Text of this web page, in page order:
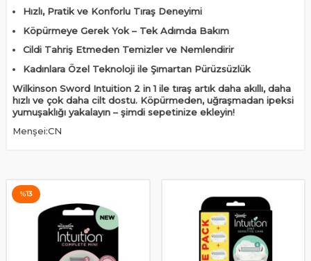
Hızlı, Pratik ve Konforlu Tıraş Deneyimi
Köpürmeye Gerek Yok – Tek Adımda Bakım
Cildi Tahriş Etmeden Temizler ve Nemlendirir
Kadınlara Özel Teknoloji ile Şımartan Pürüzsüzlük
Wilkinson Sword Intuition 2 in 1 ile tıraş artık daha akıllı, daha
hızlı ve çok daha cilt dostu. Köpürmeden, uğraşmadan ipeksi
yumuşaklığı yakalayın – şimdi sepetinize ekleyin!
Menşei:CN
%13